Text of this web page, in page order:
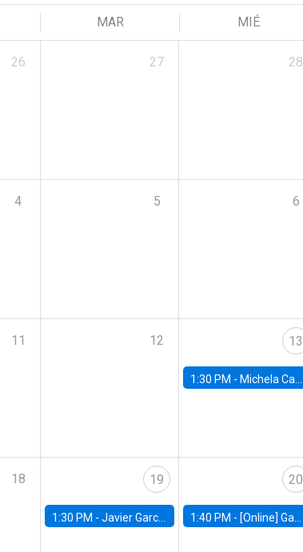
MAR MIÉ
26 27 28
4 5 6
11 12 13
1:30 PM - Michela Carlana, Harvard Kennedy School
18 19
1:30 PM - Javier Garcia Cicco, Universidad de San Andres
20
1:40 PM - [Online] Gabriel Englander, World Bank